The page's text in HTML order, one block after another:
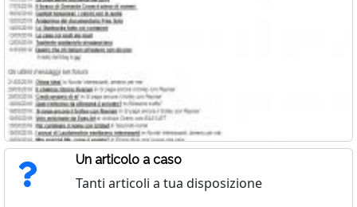
Un articolo a caso
Tanti articoli a tua disposizione